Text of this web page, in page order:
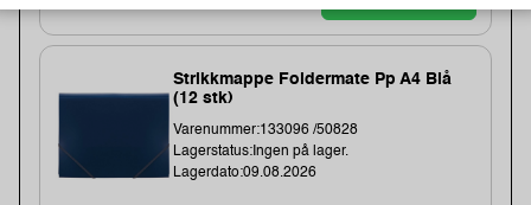
Strikkmappe Foldermate Pp A4 Blå
(12 stk)
Varenummer:133096 /50828
Lagerstatus:Ingen på lager.
Lagerdato:09.08.2026